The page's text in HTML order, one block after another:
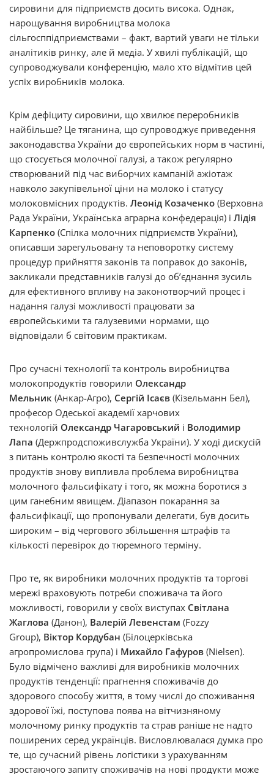
сировини для підприємств досить висока. Однак,
нарощування виробництва молока
сільгосппідприємствами – факт, вартий уваги не тільки
аналітиків ринку, але й медіа. У хвилі публікацій, що
супроводжували конференцію, мало хто відмітив цей
успіх виробників молока.
Крім дефіциту сировини, що хвилює переробників
найбільше? Це тяганина, що супроводжує приведення
законодавства України до європейських норм в частині,
що стосується молочної галузі, а також регулярно
створюваний під час виборчих кампаній ажіотаж
навколо закупівельної ціни на молоко і статусу
молоковмісних продуктів. Леонід Козаченко (Верховна
Рада України, Українська аграрна конфедерація) і Лідія
Карпенко (Спілка молочних підприємств України),
описавши зарегульовану та неповоротку систему
процедур прийняття законів та поправок до законів,
закликали представників галузі до об’єднання зусиль
для ефективного впливу на законотворчий процес і
надання галузі можливості працювати за
європейськими та галузевими нормами, що
відповідали б світовим практикам.
Про сучасні технології та контроль виробництва
молокопродуктів говорили Олександр
Мельник (Анкар-Агро), Сергій Ісаєв (Кізельманн Бел),
професор Одеської академії харчових
технологій Олександр Чагаровський і Володимир
Лапа (Держпродспоживслужба України). У ході дискусій
з питань контролю якості та безпечності молочних
продуктів знову випливла проблема виробництва
молочного фальсифікату і того, як можна боротися з
цим ганебним явищем. Діапазон покарання за
фальсифікації, що пропонували делегати, був досить
широким – від чергового збільшення штрафів та
кількості перевірок до тюремного терміну.
Про те, як виробники молочних продуктів та торгові
мережі враховують потреби споживача та його
можливості, говорили у своїх виступах Світлана
Жаглова (Данон), Валерій Левенстам (Fozzy
Group), Віктор Кордубан (Білоцерківська
агропромислова група) і Михайло Гафуров (Nielsen).
Було відмічено важливі для виробників молочних
продуктів тенденції: прагнення споживачів до
здорового способу життя, в тому числі до споживання
здорової їжі, поступова поява на вітчизняному
молочному ринку продуктів та страв раніше не надто
поширених серед українців. Висловлювалася думка про
те, що сучасний рівень логістики з урахуванням
зростаючого запиту споживачів на нові продукти може